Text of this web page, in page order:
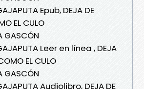
Epub, DEJA DE
EL CULO
GASCÓN
Leer en línea , DEJA
EL CULO
GASCÓN
Audiolibro, DEJA DE